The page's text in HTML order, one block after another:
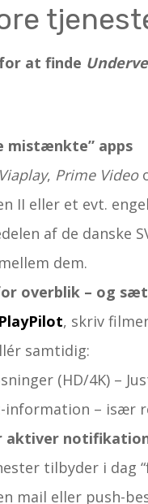
at finde
mistænkte” apps
Viaplay, Prime Video
II eller et evt.
af de danske
dem.
overblik – og
PlayPilot, skriv
samtidig:
(HD/4K) –
– især
aktiver
tilbyder i dag
mail eller push-